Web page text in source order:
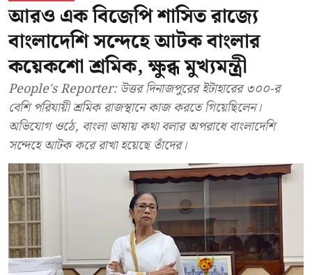
আরও এক বিজেপি শাসিত রাজ্যে
বাংলাদেশি সন্দেহে আটক বাংলার
কয়েকশো শ্রমিক, ক্ষুব্ধ মুখ্যমন্ত্রী
People's Reporter: উত্তর দিনাজপুরের ইটাহারের ৩০০-র
বেশি পরিযায়ী শ্রমিক রাজস্থানে কাজ করতে গিয়েছিলেন।
অভিযোগ ওঠে, বাংলা ভাষায় কথা বলার অপরাধে বাংলাদেশি
সন্দেহে আটক করে রাখা হয়েছে তাঁদের।